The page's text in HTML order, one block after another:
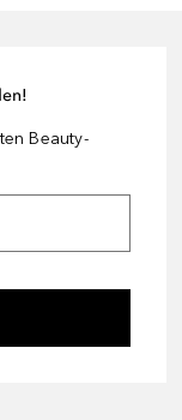
Beauty-